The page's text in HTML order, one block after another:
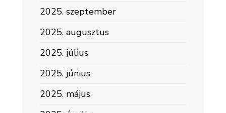
2025. szeptember
2025. augusztus
2025. július
2025. június
2025. május